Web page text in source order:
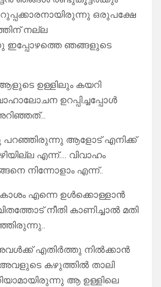
ഒരുപക്ഷേ
നല്ല
ഇപ്പോഴത്തെ ഞങ്ങളുടെ
ഉള്ളിലും കയറി
ഉറപ്പിച്ചപ്പോൾ
ആളോട് എനിക്ക്
എന്ന്…. വിവാഹം
നിന്നോളാം എന്ന്..
എന്നെ ഉൾക്കൊള്ളാൻ
നീതി കാണിച്ചാൽ മതി
എതിർത്തു നിൽക്കാൻ
കഴുത്തിൽ താലി
ആ ഉള്ളിലെ